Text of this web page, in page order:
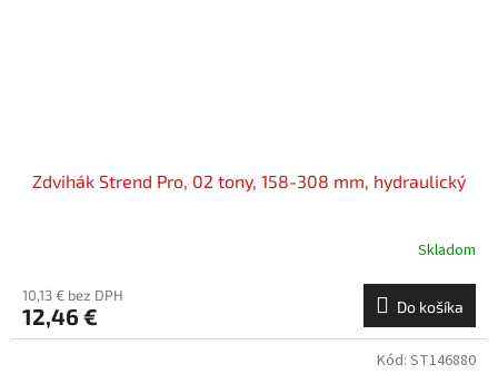
Zdvihák Strend Pro, 02 tony, 158-308 mm, hydraulický
Skladom
10,13 € bez DPH
12,46 € Do košíka
Kód: ST146880